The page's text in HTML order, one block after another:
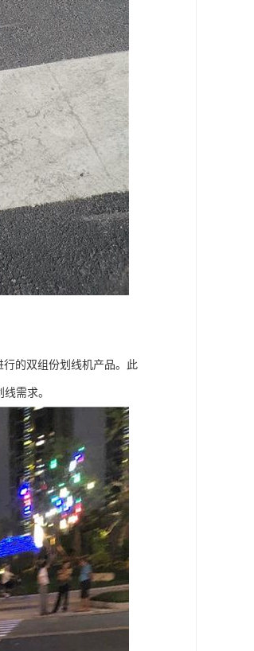
的双组份划线机产品。此
需求。